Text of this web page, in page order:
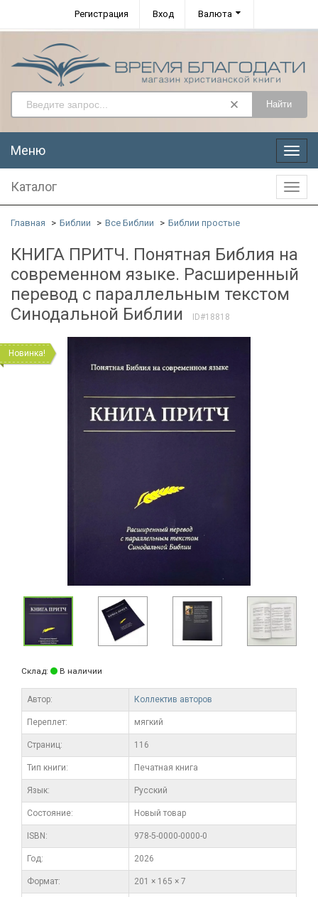
Регистрация Вход Валюта
Найти
Меню
Меню
Каталог
Главная Библии Все Библии Библии простые
КНИГА ПРИТЧ. Понятная Библия на
современном языке. Расширенный
перевод с параллельным текстом
Синодальной Библии
ID#18818
Новинка!
Склад: В наличии
Автор: Коллектив авторов
Переплет: мягкий
Cтраниц: 116
Тип книги: Печатная книга
Язык: Русский
Состояние: Новый товар
ISBN: 978-5-0000-0000-0
Год: 2026
Формат: 201 × 165 × 7